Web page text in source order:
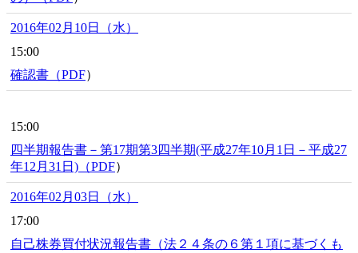
2016年02月10日（水）
15:00
確認書（PDF）
15:00
四半期報告書－第17期第3四半期(平成27年10月1日－平成27
年12月31日)（PDF）
2016年02月03日（水）
17:00
自己株券買付状況報告書（法２４条の６第１項に基づくも